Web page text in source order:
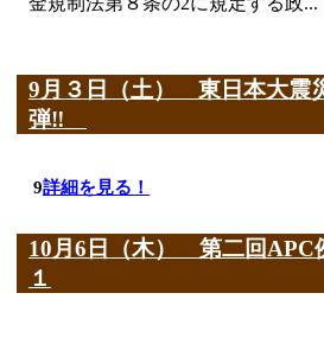
9月３日（土） 東日本大震
弾‼
9詳細を見る！
10月6日（木） 第二回APC
１